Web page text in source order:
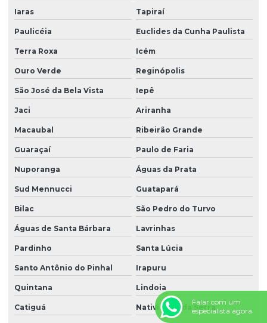
Iaras Tapiraí
Paulicéia Euclides da Cunha Paulista
Terra Roxa Icém
Ouro Verde Reginópolis
São José da Bela Vista Iepê
Jaci Ariranha
Macaubal Ribeirão Grande
Guaraçaí Paulo de Faria
Nuporanga Águas da Prata
Sud Mennucci Guatapará
Bilac São Pedro do Turvo
Águas de Santa Bárbara Lavrinhas
Pardinho Santa Lúcia
Santo Antônio do Pinhal Irapuru
Quintana Lindoia
Catiguá Natividade da Serra
Falar com um
especialista agora